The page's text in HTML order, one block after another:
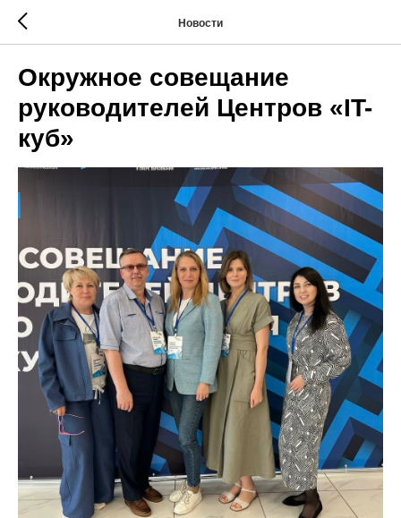
Новости
Окружное совещание
руководителей Центров «IT-
куб»